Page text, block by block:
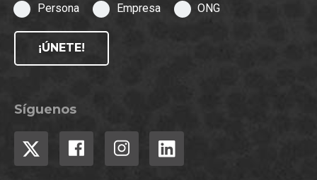
Persona Empresa ONG
¡ÚNETE!
Síguenos